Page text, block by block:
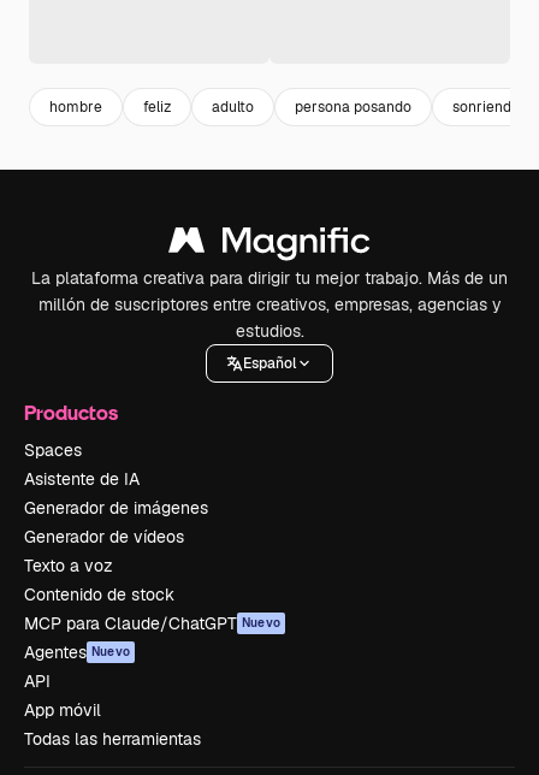
hombre feliz adulto persona posando sonriendo
La plataforma creativa para dirigir tu mejor trabajo. Más de un
millón de suscriptores entre creativos, empresas, agencias y
estudios.
Español
Productos
Spaces
Asistente de IA
Generador de imágenes
Generador de vídeos
Texto a voz
Contenido de stock
MCP para Claude/ChatGPT Nuevo
Agentes Nuevo
API
App móvil
Todas las herramientas